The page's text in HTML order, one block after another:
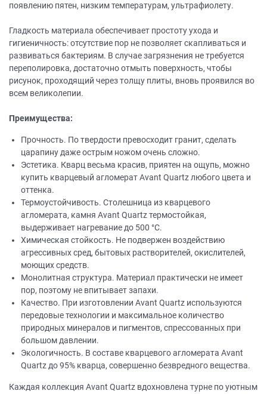
появлению пятен, низким температурам, ультрафиолету.
Гладкость материала обеспечивает простоту ухода и
гигиеничность: отсутствие пор не позволяет скапливаться и
развиваться бактериям. В случае загрязнения не требуется
переполировка, достаточно отмыть поверхность, чтобы
рисунок, проходящий через толщу плиты, вновь проявился во
всем великолепии.
Преимущества:
Прочность. По твердости превосходит гранит, сделать
царапину даже острым ножом очень сложно.
Эстетика. Кварц весьма красив, приятен на ощупь, можно
купить кварцевый агломерат Avant Quartz любого цвета и
оттенка.
Термоустойчивость. Столешница из кварцевого
агломерата, камня Avant Quartz термостойкая,
выдерживает нагревание до 500 °C.
Химическая стойкость. Не подвержен воздействию
агрессивных сред, бытовых растворителей, окислителей,
моющих средств.
Монолитная структура. Материал практически не имеет
пор, поэтому не впитывает запахи.
Качество. При изготовлении Avant Quartz используются
передовые технологии и максимальное количество
природных минералов и пигментов, спрессованных при
большом давлении.
Экологичность. В составе кварцевого агломерата Avant
Quartz до 95% кварца, совершенно безвредного вещества.
Каждая коллекция Avant Quartz вдохновлена турне по уютным